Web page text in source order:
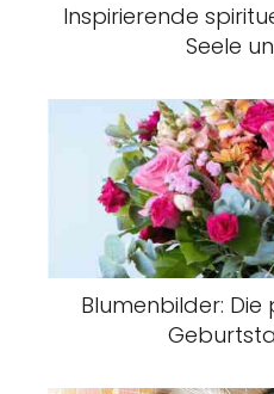
Inspirierende
Seele
Blumenbilder: